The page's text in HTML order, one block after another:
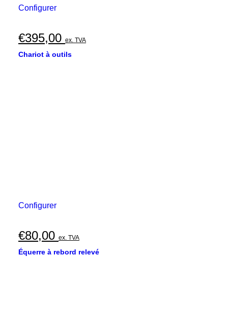
Configurer
€395,00 ex. TVA
Chariot à outils
Configurer
€80,00 ex. TVA
Équerre à rebord relevé